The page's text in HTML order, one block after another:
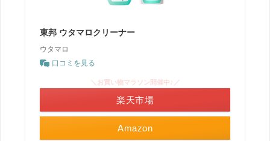
東邦 ウタマロクリーナー
ウタマロ
口コミを見る
Amazon
＼お買い物マラソン開催中♪／
楽天市場